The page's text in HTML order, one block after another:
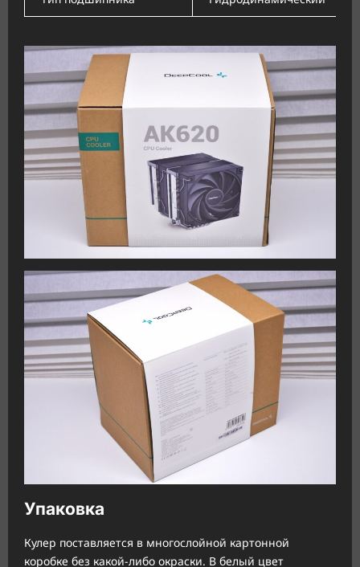
Упаковка
Кулер поставляется в многослойной картонной
коробке без какой-либо окраски. В белый цвет